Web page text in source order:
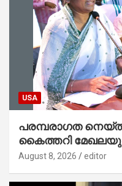
USA
പരമ്പരാഗത
കൈത്തറി
സാധ്യമാക്കും :
August 8, 2026 editor